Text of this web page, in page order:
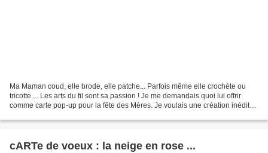
Ma Maman coud, elle brode, elle patche... Parfois même elle crochète ou
tricotte ... Les arts du fil sont sa passion ! Je me demandais quoi lui offrir
comme carte pop-up pour la fête des Mères. Je voulais une création inédite -
cARTe de voeux : la neige en rose ...